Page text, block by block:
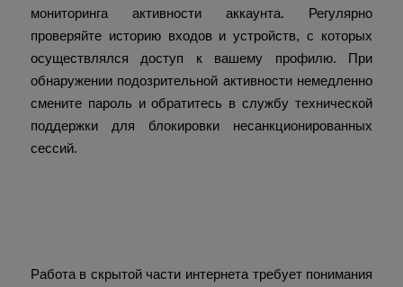
мониторинга активности аккаунта. Регулярно
проверяйте историю входов и устройств, с которых
осуществлялся доступ к вашему профилю. При
обнаружении подозрительной активности немедленно
смените пароль и обратитесь в службу технической
поддержки для блокировки несанкционированных
сессий.
Работа в скрытой части интернета требует понимания